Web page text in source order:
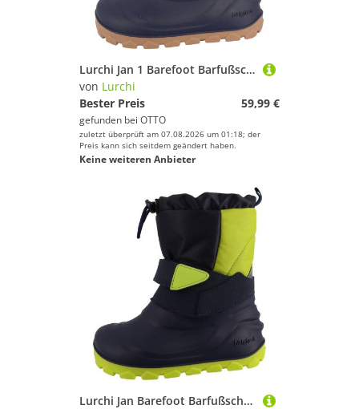
Lurchi Jan 1 Barefoot Barfußschuh Winterboots, mit Kontrastbesatz, Größenschablone zum Download
von Lurchi
Bester Preis
59,99 €
gefunden bei OTTO
zuletzt überprüft am 07.08.2026 um 01:18; der
Preis kann sich seitdem geändert haben.
Keine weiteren Anbieter
Lurchi Jan Barefoot Barfußschuh Barfußschuh, Klettboots mit Warmfutter, Größenschablone zum Download